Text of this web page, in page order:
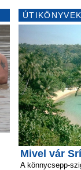
Mivel vár
A könnycsepp-